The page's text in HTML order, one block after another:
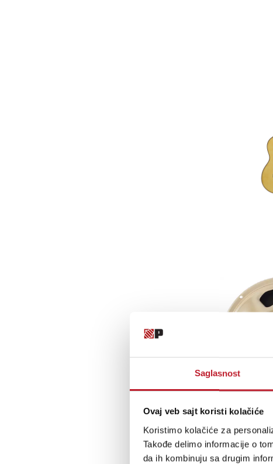
Saglasnost
Ovaj veb sajt koristi kolačiće
Koristimo kolačiće za
Takođe delimo informacije o
da ih kombinuju sa drugim